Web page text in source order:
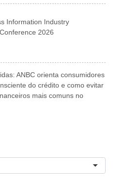
Information Industry
2026
ANBC orienta consumidores
do crédito e como evitar
mais comuns no